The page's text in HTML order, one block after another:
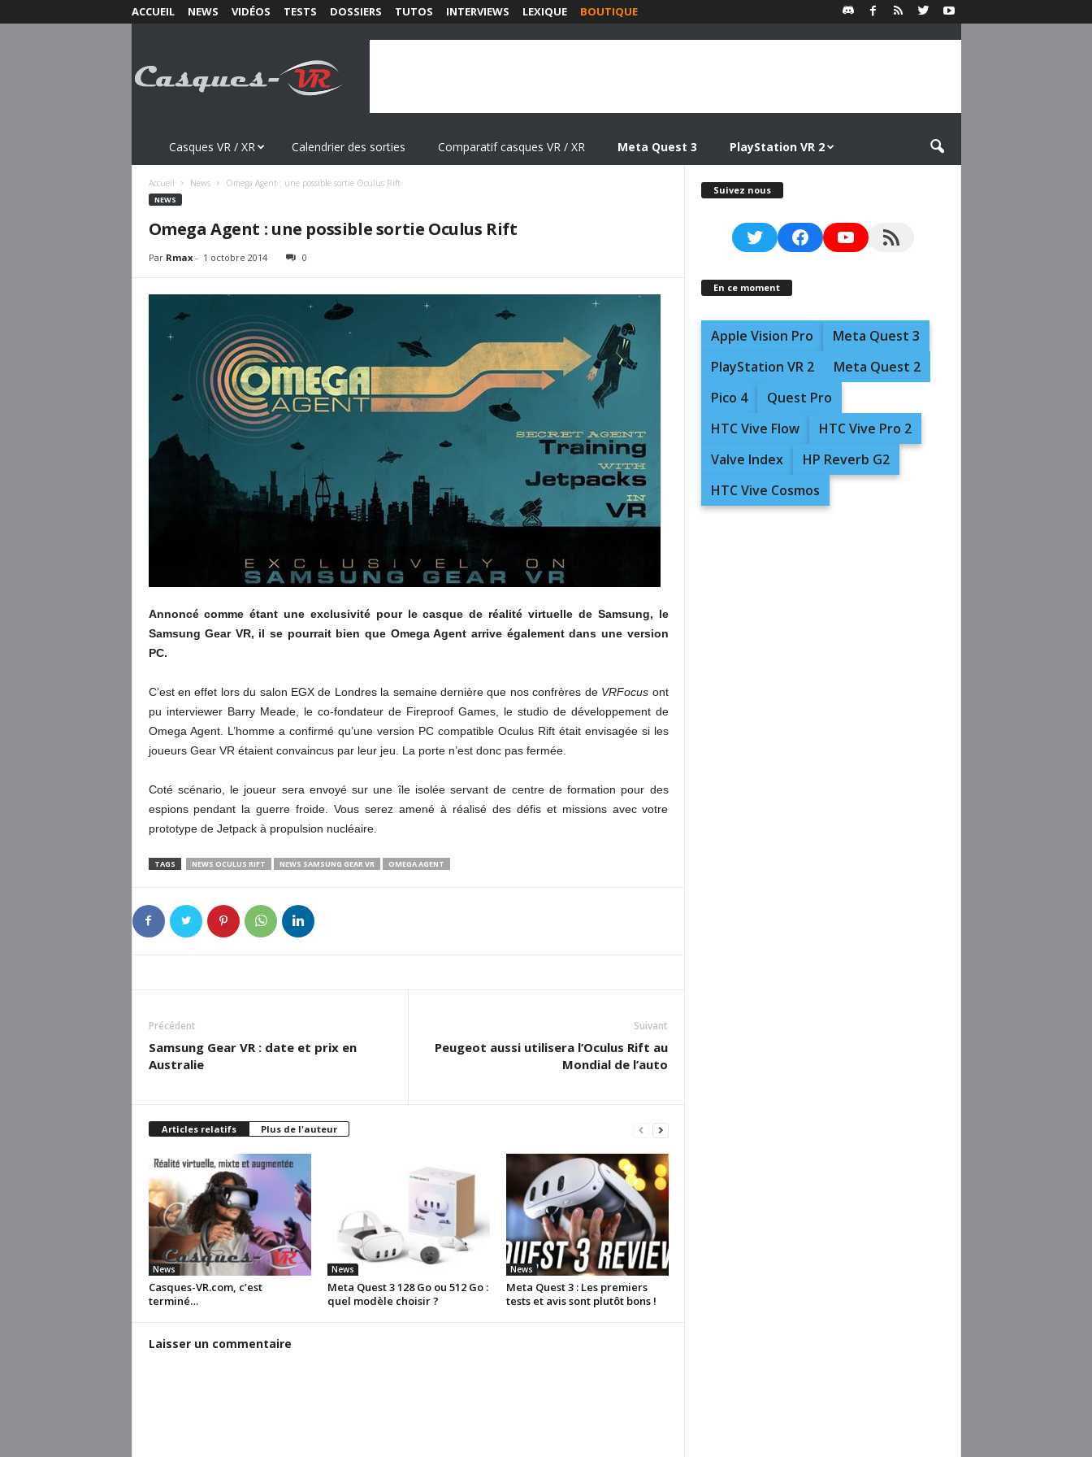
ACCUEIL NEWS VIDÉOS TESTS DOSSIERS TUTOS INTERVIEWS LEXIQUE BOUTIQUE
s
Casques VR / XR Calendrier des sorties Comparatif casques VR / XR Meta Quest 3 PlayStation VR 2
Accueil News Omega Agent : une possible sortie Oculus Rift
NEWS
Omega Agent : une possible sortie Oculus Rift
Par Rmax- 1 octobre 2014 0
Annoncé comme étant une exclusivité pour le casque de réalité virtuelle de Samsung, le
Samsung Gear VR, il se pourrait bien que Omega Agent arrive également dans une version
PC.
C’est en effet lors du salon EGX de Londres la semaine dernière que nos confrères de VRFocus ont
pu interviewer Barry Meade, le co-fondateur de Fireproof Games, le studio de développement de
Omega Agent. L’homme a confirmé qu’une version PC compatible Oculus Rift était envisagée si les
joueurs Gear VR étaient convaincus par leur jeu. La porte n’est donc pas fermée.
Coté scénario, le joueur sera envoyé sur une île isolée servant de centre de formation pour des
espions pendant la guerre froide. Vous serez amené à réalisé des défis et missions avec votre
prototype de Jetpack à propulsion nucléaire.
TAGS NEWS OCULUS RIFT NEWS SAMSUNG GEAR VR OMEGA AGENT
Précédent
Samsung Gear VR : date et prix en
Australie
Suivant
Peugeot aussi utilisera l’Oculus Rift au
Mondial de l’auto
Articles relatifs Plus de l'auteur
News
Casques-VR.com, c’est
terminé…
News
Meta Quest 3 128 Go ou 512 Go :
quel modèle choisir ?
News
Meta Quest 3 : Les premiers
tests et avis sont plutôt bons !
Laisser un commentaire
Suivez nous
TwitterFacebookYouTubeRSS Feed
En ce moment
Apple Vision Pro
Meta Quest 3
PlayStation VR 2
Meta Quest 2
Pico 4
Quest Pro
HTC Vive Flow
HTC Vive Pro 2
Valve Index
HP Reverb G2
HTC Vive Cosmos